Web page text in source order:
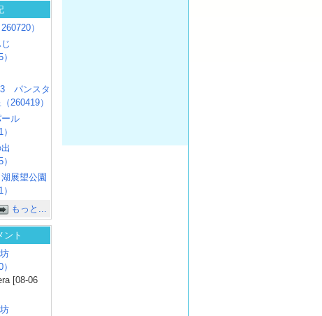
）
パンスタ
260419）
ル
展望公園
もっと...
ント
[08-06